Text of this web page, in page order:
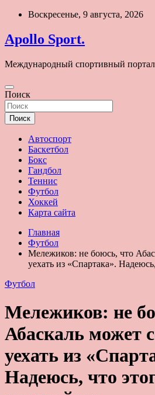
Перейти
содержимому
Воскресенье, 9 августа, 2026
Apollo Sport.
Международный спортивный
Поиск
Поиск
Автоспорт
Баскетбол
Бокс
Гандбол
Теннис
Футбол
Хоккей
Карта сайта
Главная
Футбол
Мележиков: не боюсь, что
уехать из «Спартака».
Футбол
Мележиков: не
Абаскаль может
уехать из
Надеюсь, что